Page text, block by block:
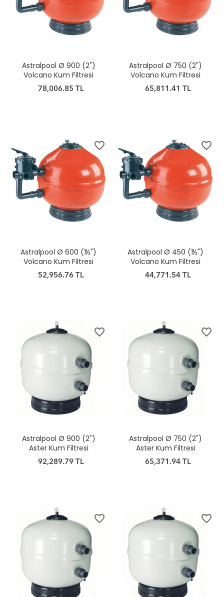
Astralpool Ø 900 (2")
Volcano Kum Filtresi
78,006.85 TL
Astralpool Ø 750 (2")
Volcano Kum Filtresi
65,811.41 TL
favorite_border
Astralpool Ø 600 (1½")
Volcano Kum Filtresi
52,956.76 TL
favorite_border
Astralpool Ø 450 (1½")
Volcano Kum Filtresi
44,771.54 TL
favorite_border
Astralpool Ø 900 (2")
Aster Kum Filtresi
92,289.79 TL
favorite_border
Astralpool Ø 750 (2")
Aster Kum Filtresi
65,371.94 TL
favorite_border favorite_border